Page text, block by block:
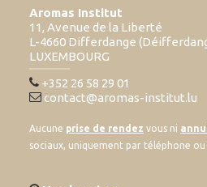
Aromas Institut
11, Avenue de la Liberté
L-4660 Differdange
LUXEMBOURG
+352 26 58 29 01
contact@aromas-institut.lu
Aucune prise de rendez vous ni
sociaux, uniquement par téléphone ou